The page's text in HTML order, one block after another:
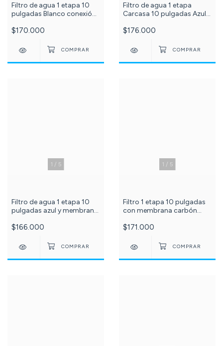
Filtro de agua 1 etapa 10
pulgadas Blanco conexión
carbón granular c-182-73-
$170.000
Filtro de agua 1 etapa
Carcasa 10 pulgadas Azul
membrana filtrante carbón
$176.000
1 / 5
Filtro de agua 1 etapa 10
pulgadas azul y membrana
micras c--129-73-87-22
$166.000
1 / 5
Filtro 1 etapa 10 pulgadas
con membrana carbón
$171.000